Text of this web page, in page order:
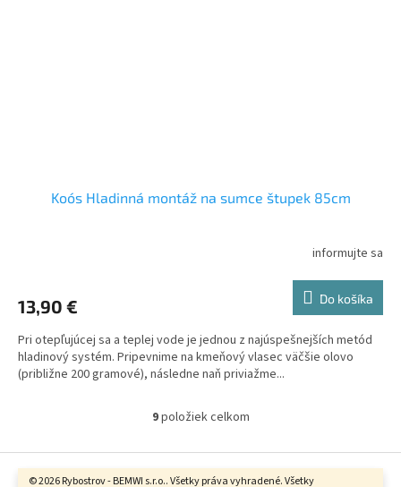
© 2026 Rybostrov - BEMWI s.r.o.. Všetky práva vyhradené. Všetky
Koós Hladinná montáž na sumce štupek 85cm
informujte sa
13,90 € Do košíka
Pri otepľujúcej sa a teplej vode je jednou z najúspešnejších metód
hladinový systém. Pripevnime na kmeňový vlasec väčšie olovo
(približne 200 gramové), následne naň priviažme...
O
l
á
9položiek celkom